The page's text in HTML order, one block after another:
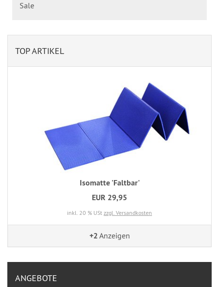
Sale
TOP ARTIKEL
Isomatte 'Faltbar'
EUR 29,95
inkl. 20 % USt zzgl. Versandkosten
+2 Anzeigen
ANGEBOTE